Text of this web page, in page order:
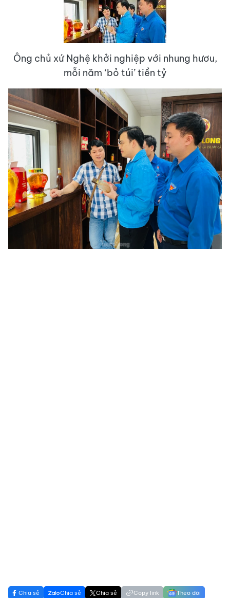
Ông chủ xứ Nghệ khởi nghiệp với nhung hươu,
mỗi năm ‘bỏ túi’ tiền tỷ
Chia sẻ Chia sẻ Chia sẻ Copy link Theo dõi